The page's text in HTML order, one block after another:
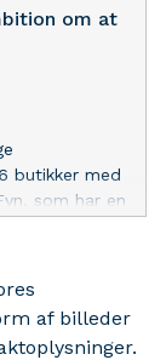
MadMod og
til
måltiderne.
om at
butikker med
som har en
af billeder